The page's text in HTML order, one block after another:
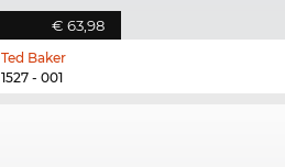
€ 63,98
Ted Baker
1527 - 001